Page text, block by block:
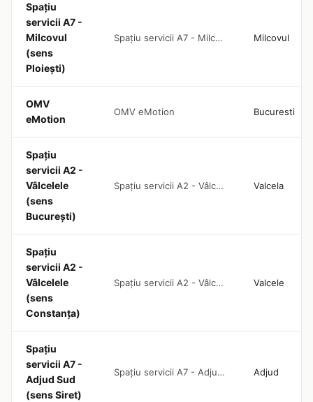
Spațiu
servicii A7 -
Milcovul
(sens
Ploiești)
Spațiu servicii A7 - Milcovul (sens Ploiești) Milcovul
OMV
eMotion
OMV eMotion Bucuresti
Spațiu
servicii A2 -
Vâlcelele
(sens
București)
Spațiu servicii A2 - Vâlcelele (sens București) Valcela
Spațiu
servicii A2 -
Vâlcelele
(sens
Constanța)
Spațiu servicii A2 - Vâlcelele (sens Constanța) Valcele
Spațiu
servicii A7 -
Adjud Sud
(sens Siret)
Spațiu servicii A7 - Adjud Sud (sens Siret) Adjud